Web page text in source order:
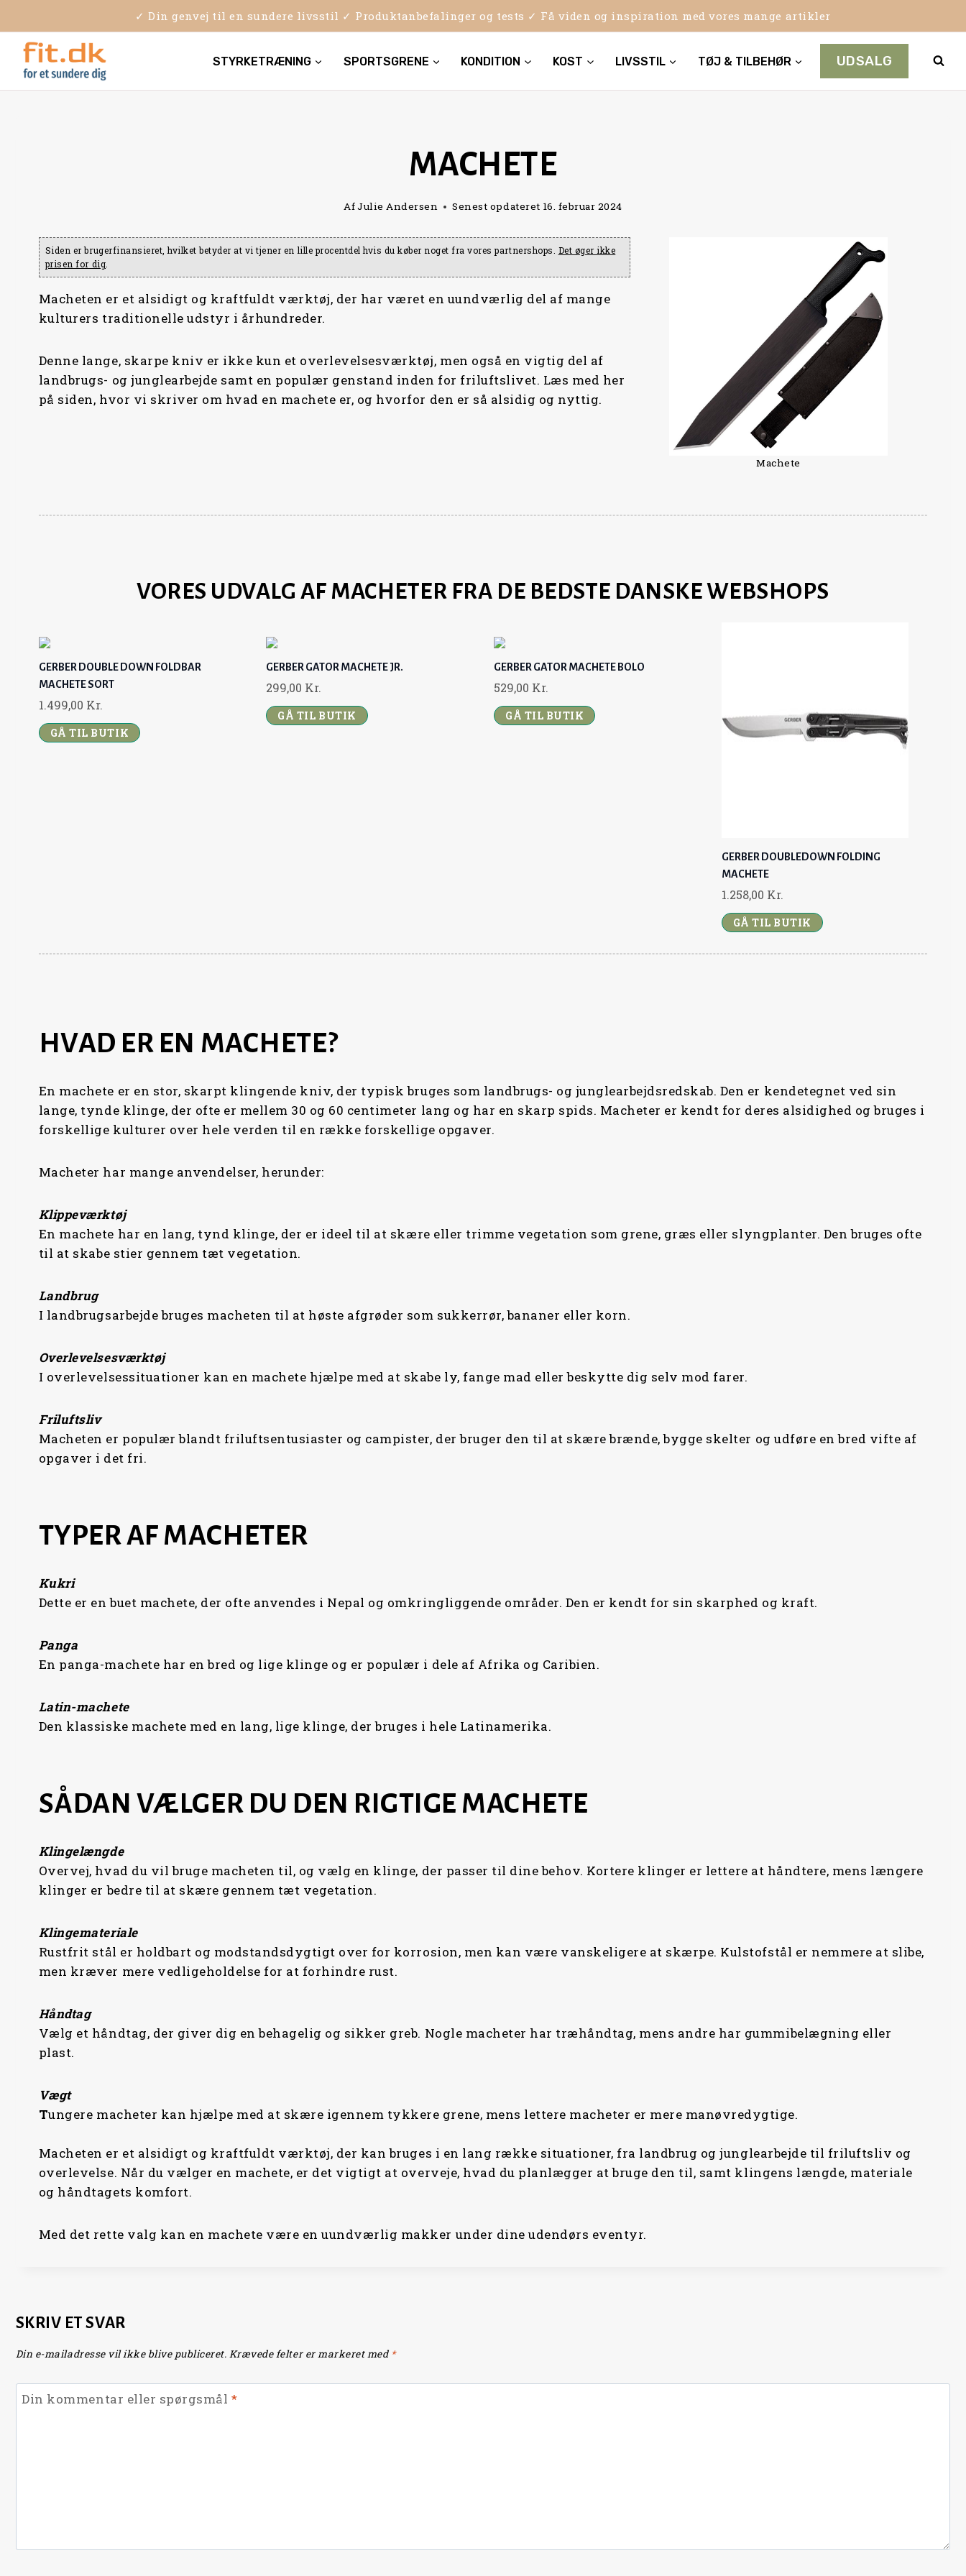
to
content
✓ Din genvej til en sundere livsstil ✓ Produktanbefalinger og tests ✓ Få viden og inspiration med vores mange artikler
STYRKETRÆNING SPORTSGRENE KONDITION KOST LIVSSTIL TØJ & TILBEHØR UDSALG
MACHETE
AfJulie Andersen Senest opdateret 16. februar 2024
Siden er brugerfinansieret, hvilket betyder at vi tjener en lille procentdel hvis du køber noget fra vores partnershops. Det øger ikke
prisen for dig
Macheten er et alsidigt og kraftfuldt værktøj, der har været en uundværlig del af mange
kulturers traditionelle udstyr i århundreder.
Denne lange, skarpe kniv er ikke kun et overlevelsesværktøj, men også en vigtig del af
landbrugs- og junglearbejde samt en populær genstand inden for friluftslivet. Læs med her
på siden, hvor vi skriver om hvad en machete er, og hvorfor den er så alsidig og nyttig.
Machete
VORES UDVALG AF MACHETER FRA DE BEDSTE DANSKE WEBSHOPS
GERBER DOUBLE DOWN FOLDBAR
MACHETE SORT
1.499,00 Kr.
GÅ TIL BUTIK
GERBER GATOR MACHETE JR.
299,00 Kr.
GÅ TIL BUTIK
GERBER GATOR MACHETE BOLO
529,00 Kr.
GÅ TIL BUTIK
GERBER DOUBLEDOWN FOLDING
MACHETE
1.258,00 Kr.
GÅ TIL BUTIK
HVAD ER EN MACHETE?
En machete er en stor, skarpt klingende kniv, der typisk bruges som landbrugs- og junglearbejdsredskab. Den er kendetegnet ved sin
lange, tynde klinge, der ofte er mellem 30 og 60 centimeter lang og har en skarp spids. Macheter er kendt for deres alsidighed og bruges i
forskellige kulturer over hele verden til en række forskellige opgaver.
Macheter har mange anvendelser, herunder:
Klippeværktøj
En machete har en lang, tynd klinge, der er ideel til at skære eller trimme vegetation som grene, græs eller slyngplanter. Den bruges ofte
til at skabe stier gennem tæt vegetation.
Landbrug
I landbrugsarbejde bruges macheten til at høste afgrøder som sukkerrør, bananer eller korn.
Overlevelsesværktøj
I overlevelsessituationer kan en machete hjælpe med at skabe ly, fange mad eller beskytte dig selv mod farer.
Friluftsliv
Macheten er populær blandt friluftsentusiaster og campister, der bruger den til at skære brænde, bygge skelter og udføre en bred vifte af
opgaver i det fri.
TYPER AF MACHETER
Kukri
Dette er en buet machete, der ofte anvendes i Nepal og omkringliggende områder. Den er kendt for sin skarphed og kraft.
Panga
En panga-machete har en bred og lige klinge og er populær i dele af Afrika og Caribien.
Latin-machete
Den klassiske machete med en lang, lige klinge, der bruges i hele Latinamerika.
SÅDAN VÆLGER DU DEN RIGTIGE MACHETE
Klingelængde
Overvej, hvad du vil bruge macheten til, og vælg en klinge, der passer til dine behov. Kortere klinger er lettere at håndtere, mens længere
klinger er bedre til at skære gennem tæt vegetation.
Klingemateriale
Rustfrit stål er holdbart og modstandsdygtigt over for korrosion, men kan være vanskeligere at skærpe. Kulstofstål er nemmere at slibe,
men kræver mere vedligeholdelse for at forhindre rust.
Håndtag
Vælg et håndtag, der giver dig en behagelig og sikker greb. Nogle macheter har træhåndtag, mens andre har gummibelægning eller
plast.
Vægt
Tungere macheter kan hjælpe med at skære igennem tykkere grene, mens lettere macheter er mere manøvredygtige.
Macheten er et alsidigt og kraftfuldt værktøj, der kan bruges i en lang række situationer, fra landbrug og junglearbejde til friluftsliv og
overlevelse. Når du vælger en machete, er det vigtigt at overveje, hvad du planlægger at bruge den til, samt klingens længde, materiale
og håndtagets komfort.
Med det rette valg kan en machete være en uundværlig makker under dine udendørs eventyr.
SKRIV ET SVAR
Din e-mailadresse vil ikke blive publiceret. Krævede felter er markeret med *
Din kommentar eller spørgsmål *